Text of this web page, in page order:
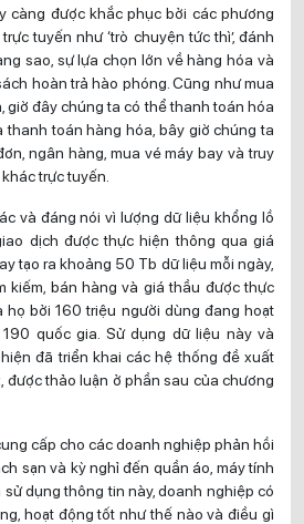
càng được khắc phục bởi các phương
tuyến như ‘trò chuyện tức thì’, đánh
sao, sự lựa chọn lớn về hàng hóa và
hoàn trả hào phóng. Cũng như mua
giờ đây chúng ta có thể thanh toán hóa
thanh toán hàng hóa, bây giờ chúng ta
ngân hàng, mua vé máy bay và truy
trực tuyến.
và đáng nói vì lượng dữ liệu khổng lồ
dịch được thực hiện thông qua giá
tạo ra khoảng 50 Tb dữ liệu mỗi ngày,
kiếm, bán hàng và giá thầu được thực
họ bởi 160 triệu người dùng đang hoạt
quốc gia. Sử dụng dữ liệu này và
đã triển khai các hệ thống đề xuất
được thảo luận ở phần sau của chương
cấp cho các doanh nghiệp phản hồi
sạn và kỳ nghỉ đến quần áo, máy tính
dụng thông tin này, doanh nghiệp có
hoạt động tốt như thế nào và điều gì